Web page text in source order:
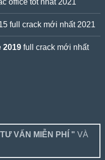
office tốt nhất 2021
full crack mới nhất 2021
2019full crack mới nhất
VẤN MIỄN PHÍ " VÀ